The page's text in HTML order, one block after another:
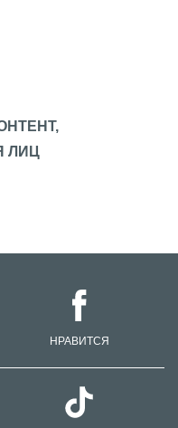
ЛИЦ
НРАВИТСЯ